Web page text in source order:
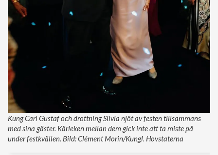
Kung Carl Gustaf och drottning Silvia njöt av festen tillsammans
med sina gäster. Kärleken mellan dem gick inte att ta miste på
under festkvällen. Bild: Clément Morin/Kungl. Hovstaterna